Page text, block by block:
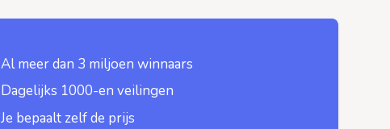
Al meer dan 3 miljoen winnaars
Dagelijks 1000-en veilingen
Je bepaalt zelf de prijs